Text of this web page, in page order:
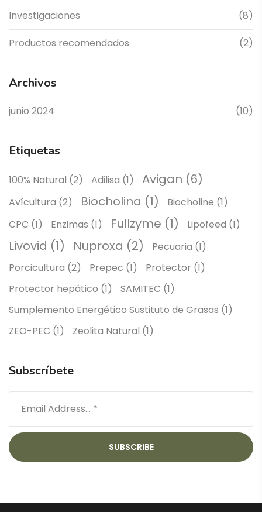
Investigaciones (8)
Productos recomendados (2)
Archivos
junio 2024 (10)
Etiquetas
100% Natural (2) Adilisa (1) Avigan (6)
Avícultura (2) Biocholina (1) Biocholine (1)
CPC (1) Enzimas (1) Fullzyme (1) Lipofeed (1)
Livovid (1) Nuproxa (2) Pecuaria (1)
Porcicultura (2) Prepec (1) Protector (1)
Protector hepático (1) SAMITEC (1)
Sumplemento Energético Sustituto de Grasas (1)
ZEO-PEC (1) Zeolita Natural (1)
Subscríbete